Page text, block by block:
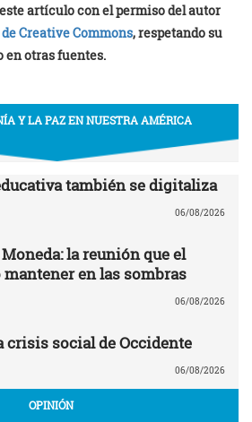
artículo con el permiso del autor
Creative Commons, respetando su
otras fuentes.
Y LA PAZ EN NUESTRA AMÉRICA
también se digitaliza
06/08/2026
la reunión que el
en las sombras
06/08/2026
crisis social de Occidente
06/08/2026
OPINIÓN